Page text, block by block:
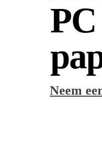
Neem